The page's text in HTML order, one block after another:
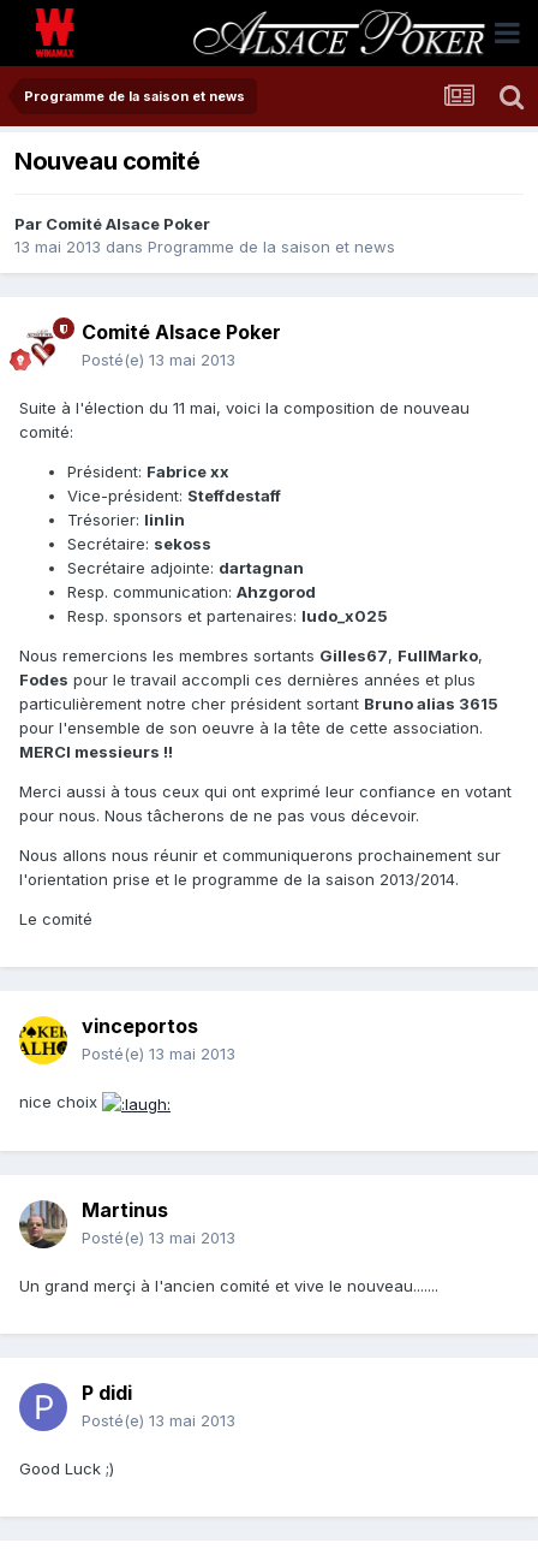
Programme de la saison et news
Nouveau comité
Par Comité Alsace Poker
13 mai 2013 dans Programme de la saison et news
Comité Alsace Poker
Posté(e) 13 mai 2013
Suite à l'élection du 11 mai, voici la composition de nouveau
comité:
Président: Fabrice xx
Vice-président: Steffdestaff
Trésorier: linlin
Secrétaire: sekoss
Secrétaire adjointe: dartagnan
Resp. communication: Ahzgorod
Resp. sponsors et partenaires: ludo_x025
Nous remercions les membres sortants Gilles67, FullMarko,
Fodes pour le travail accompli ces dernières années et plus
particulièrement notre cher président sortant Bruno alias 3615
pour l'ensemble de son oeuvre à la tête de cette association.
MERCI messieurs !!
Merci aussi à tous ceux qui ont exprimé leur confiance en votant
pour nous. Nous tâcherons de ne pas vous décevoir.
Nous allons nous réunir et communiquerons prochainement sur
l'orientation prise et le programme de la saison 2013/2014.
Le comité
vinceportos
Posté(e) 13 mai 2013
nice choix
Martinus
Posté(e) 13 mai 2013
Un grand merçi à l'ancien comité et vive le nouveau.......
P didi
Posté(e) 13 mai 2013
Good Luck ;)